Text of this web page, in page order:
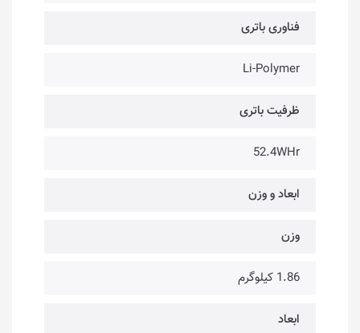
فناوری باتری
Li-Polymer
ظرفیت باتری
52.4WHr
ابعاد و وزن
وزن
1.86 کیلوگرم
ابعاد